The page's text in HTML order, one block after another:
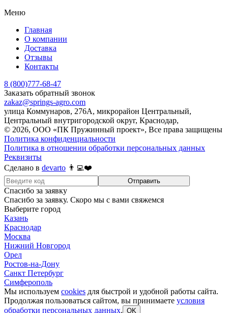
Меню
Главная
О компании
Доставка
Отзывы
Контакты
8 (800)777-68-47
Заказать обратный звонок
zakaz@springs-agro.com
улица Коммунаров, 276А, микрорайон Центральный,
Центральный внутригородской округ, Краснодар,
© 2026, ООО «ПК Пружинный проект», Все права защищены
Политика конфиденциальности
Политика в отношении обработки персональных данных
Реквизиты
Сделано в devarto 👨‍💻❤️
Отправить
Спасибо за заявку
Спасибо за заявку. Скоро мы с вами свяжемся
Выберите город
Казань
Краснодар
Москва
Нижний Новгород
Орел
Ростов-на-Дону
Санкт Петербург
Симферополь
Мы используем cookies для быстрой и удобной работы сайта.
Продолжая пользоваться сайтом, вы принимаете условия
обработки персональных данных. OK